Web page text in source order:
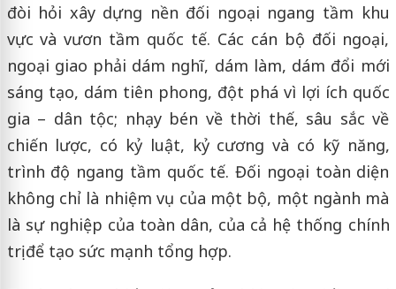
đòi hỏi xây dựng nền đối ngoại ngang tầm khu
vực và vươn tầm quốc tế. Các cán bộ đối ngoại,
ngoại giao phải dám nghĩ, dám làm, dám đổi mới
sáng tạo, dám tiên phong, đột phá vì lợi ích quốc
gia – dân tộc; nhạy bén về thời thế, sâu sắc về
chiến lược, có kỷ luật, kỷ cương và có kỹ năng,
trình độ ngang tầm quốc tế. Đối ngoại toàn diện
không chỉ là nhiệm vụ của một bộ, một ngành mà
là sự nghiệp của toàn dân, của cả hệ thống chính
trị để tạo sức mạnh tổng hợp.